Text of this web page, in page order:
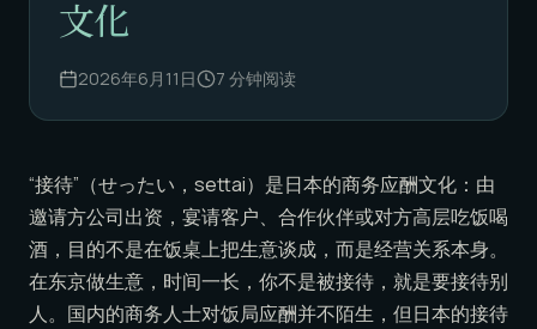
文化
2026年6月11日 7 分钟阅读
“接待”（せったい，settai）是日本的商务应酬文化：由
邀请方公司出资，宴请客户、合作伙伴或对方高层吃饭喝
酒，目的不是在饭桌上把生意谈成，而是经营关系本身。
在东京做生意，时间一长，你不是被接待，就是要接待别
人。国内的商务人士对饭局应酬并不陌生，但日本的接待